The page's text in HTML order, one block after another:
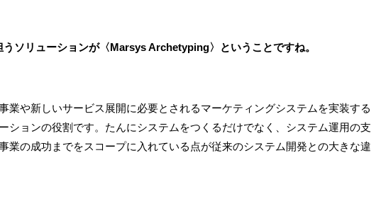
ソリューションが〈Marsys Archetyping〉ということですね。
業や新しいサービス展開に必要とされるマーケティングシステムを実装する
ションの役割です。たんにシステムをつくるだけでなく、システム運用の支
業の成功までをスコープに入れている点が従来のシステム開発との大きな違